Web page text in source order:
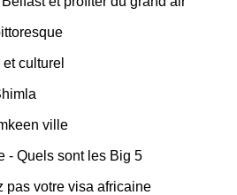
culturel
ville
- Quels sont les Big 5
pas votre visa africaine